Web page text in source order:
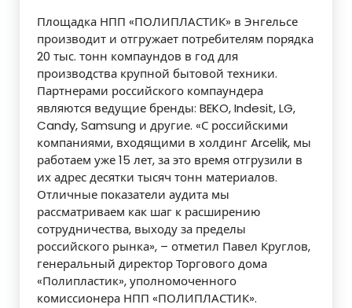
Площадка НПП «ПОЛИПЛАСТИК» в Энгельсе
производит и отгружает потребителям порядка
20 тыс. тонн компаундов в год для
производства крупной бытовой техники.
Партнерами российского компаундера
являются ведущие бренды: BEKO, Indesit, LG,
Candy, Samsung и другие. «С российскими
компаниями, входящими в холдинг Arcelik, мы
работаем уже 15 лет, за это время отгрузили в
их адрес десятки тысяч тонн материалов.
Отличные показатели аудита мы
рассматриваем как шаг к расширению
сотрудничества, выходу за пределы
российского рынка», – отметил Павел Круглов,
генеральный директор Торгового дома
«Полипластик», уполномоченного
комиссионера НПП «ПОЛИПЛАСТИК».